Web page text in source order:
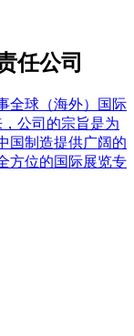
任公司
全球（海外）国际
公司的宗旨是为
国制造提供广阔的
方位的国际展览专